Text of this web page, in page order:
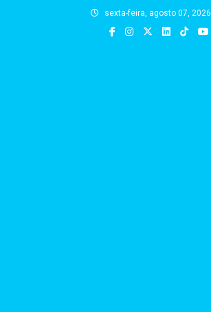
sexta-feira, agosto 07, 2026